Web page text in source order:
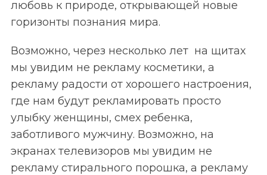
любовь к природе, открывающей новые
горизонты познания мира.
Возможно, через несколько лет на щитах
мы увидим не рекламу косметики, а
рекламу радости от хорошего настроения,
где нам будут рекламировать просто
улыбку женщины, смех ребенка,
заботливого мужчину. Возможно, на
экранах телевизоров мы увидим не
рекламу стирального порошка, а рекламу
f
o
: